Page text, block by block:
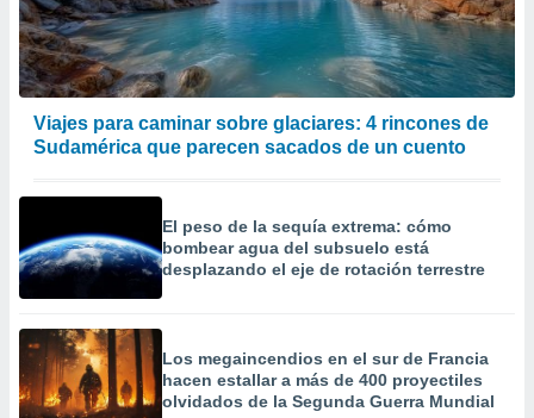
Viajes para caminar sobre glaciares: 4 rincones de
Sudamérica que parecen sacados de un cuento
El peso de la sequía extrema: cómo
bombear agua del subsuelo está
desplazando el eje de rotación terrestre
Los megaincendios en el sur de Francia
hacen estallar a más de 400 proyectiles
olvidados de la Segunda Guerra Mundial